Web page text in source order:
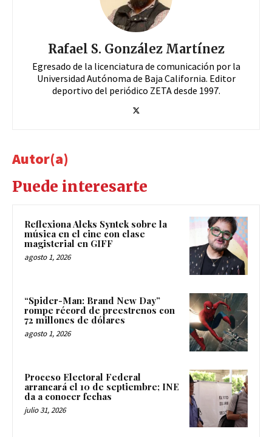
Rafael S. González Martínez
Egresado de la licenciatura de comunicación por la
Universidad Autónoma de Baja California. Editor
deportivo del periódico ZETA desde 1997.
Autor(a)
Puede interesarte
Reflexiona Aleks Syntek sobre la
música en el cine con clase
magisterial en GIFF
agosto 1, 2026
“Spider-Man: Brand New Day”
rompe récord de preestrenos con
72 millones de dólares
agosto 1, 2026
Proceso Electoral Federal
arrancará el 10 de septiembre; INE
da a conocer fechas
julio 31, 2026